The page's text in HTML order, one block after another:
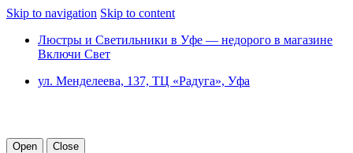
Skip to navigation Skip to content
Люстры и Светильники в Уфе — недорого в магазине
Включи Свет
ул. Менделеева, 137, ТЦ «Радуга», Уфа
Open Close